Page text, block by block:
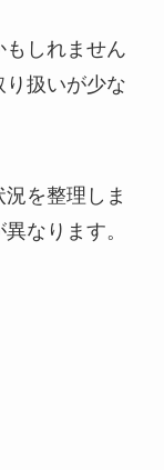
しれません
り扱いが少な
を整理しま
なります。